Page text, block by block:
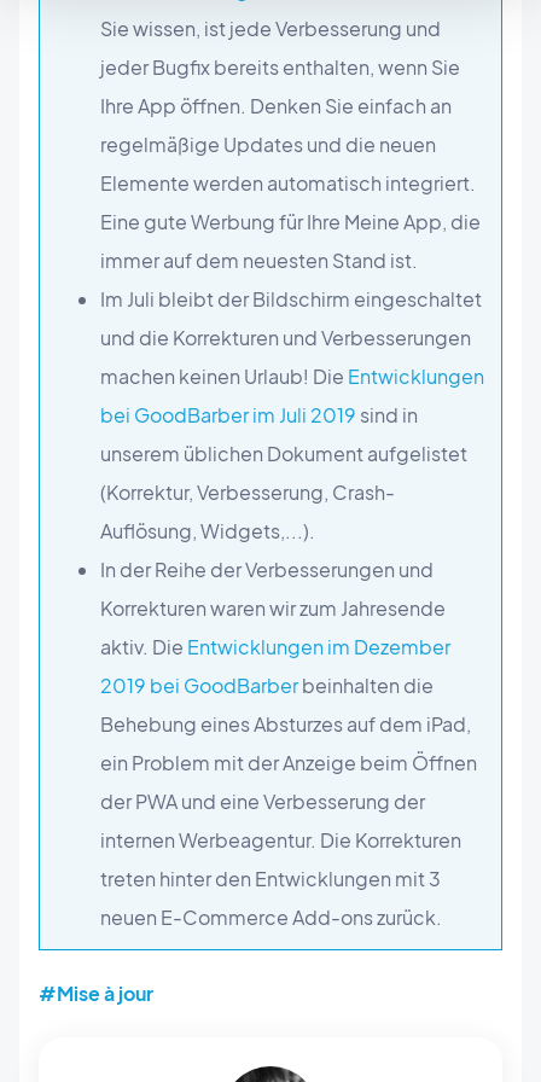
Sie wissen, ist jede Verbesserung und
jeder Bugfix bereits enthalten, wenn Sie
Ihre App öffnen. Denken Sie einfach an
regelmäßige Updates und die neuen
Elemente werden automatisch integriert.
Eine gute Werbung für Ihre Meine App, die
immer auf dem neuesten Stand ist.
Im Juli bleibt der Bildschirm eingeschaltet
und die Korrekturen und Verbesserungen
machen keinen Urlaub! Die Entwicklungen
bei GoodBarber im Juli 2019 sind in
unserem üblichen Dokument aufgelistet
(Korrektur, Verbesserung, Crash-
Auflösung, Widgets,...).
In der Reihe der Verbesserungen und
Korrekturen waren wir zum Jahresende
aktiv. Die Entwicklungen im Dezember
2019 bei GoodBarberbeinhalten die
Behebung eines Absturzes auf dem iPad,
ein Problem mit der Anzeige beim Öffnen
der PWA und eine Verbesserung der
internen Werbeagentur. Die Korrekturen
treten hinter den Entwicklungen mit 3
neuen E-Commerce Add-ons zurück.
#Mise à jour